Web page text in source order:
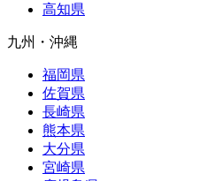
高知県
九州・沖縄
福岡県
佐賀県
長崎県
熊本県
大分県
宮崎県